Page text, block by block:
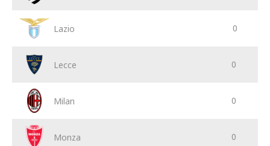
Lazio 0
Lecce 0
Milan 0
Monza 0